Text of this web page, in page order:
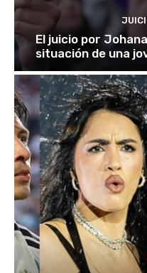
El juicio por
situación de una